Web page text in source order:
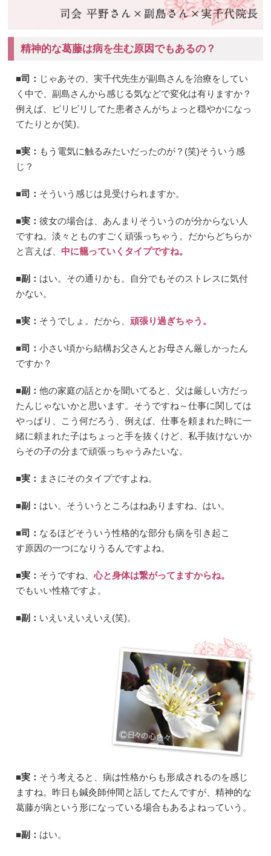
精神的な葛藤は病を生む原因でもあるの？
■司： じゃあその、実千代先生が副島さんを治療をしてい
く中で、副島さんから感じる気などで変化は有りますか？
例えば、ピリピリしてた患者さんがちょっと穏やかになっ
てたりとか(笑)。
■実： もう電気に触るみたいだったのが？(笑)そういう感
じ？
■司： そういう感じは見受けられますか。
■実：彼女の場合は、あんまりそういうのが分からない人
ですね。淡々とものすごく頑張っちゃう。だからどちらか
と言えば、中に籠っていくタイプですね。
■副： はい。その通りかも。自分でもそのストレスに気付
かない。
■実： そうでしょ。だから、頑張り過ぎちゃう。
■司：小さい頃から結構お父さんとお母さん厳しかったん
ですか？
■副：他の家庭の話とかを聞いてると、父は厳しい方だっ
たんじゃないかと思います。そうですね～仕事に関しては
やっぱり、こう何だろう、例えば、仕事を頼まれた時に一
緒に頼まれた子はちょっと手を抜くけど、私手抜けないか
らその子の分まで頑張っちゃうみたいな。
■実： まさにそのタイプですよね。
■副： はい。そういうところはねありますね、はい。
■司： なるほどそういう性格的な部分も病を引き起こ
す原因の一つになりうるんですよね。
■実： そうですね、心と身体は繋がってますからね。
でもいい性格ですよ。
■副： いえいえいえいえ(笑)。
■実： そう考えると、病は性格からも形成されるのを感じ
ますね。昨日も鍼灸師仲間と話してたんですが、精神的な
葛藤が病という形になっている場合もあるよねっていう。
■副： はい。